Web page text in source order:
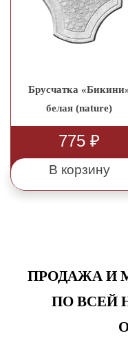
Брусчатка
белая (nature)
775₽
В корзину
ПРОДАЖА И
ПО ВСЕЙ